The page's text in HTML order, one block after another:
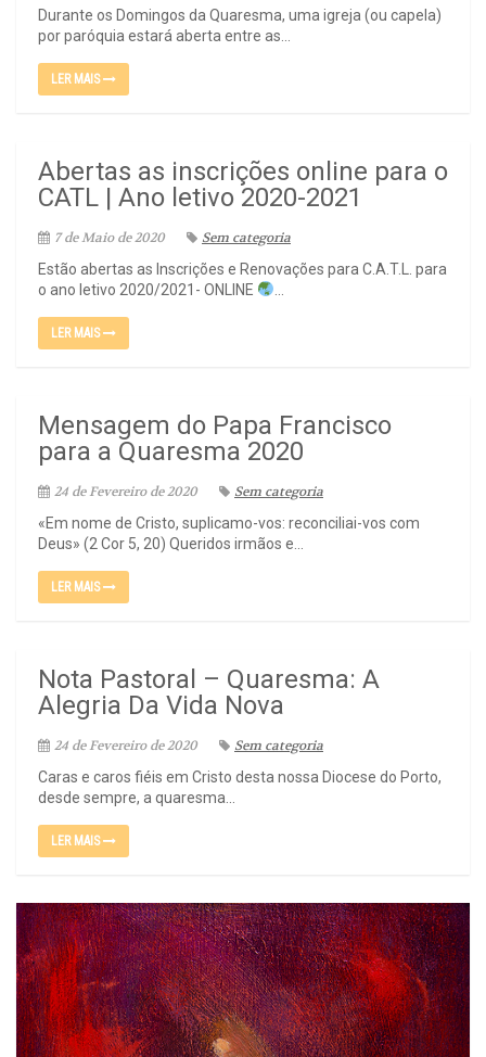
Durante os Domingos da Quaresma, uma igreja (ou capela)
por paróquia estará aberta entre as...
LER MAIS
Abertas as inscrições online para o
CATL | Ano letivo 2020-2021
7 de Maio de 2020
Sem categoria
Estão abertas as Inscrições e Renovações para C.A.T.L. para
o ano letivo 2020/2021- ONLINE
LER MAIS
Mensagem do Papa Francisco
para a Quaresma 2020
24 de Fevereiro de 2020
Sem categoria
«Em nome de Cristo, suplicamo-vos: reconciliai-vos com
Deus» (2 Cor 5, 20) Queridos irmãos e...
LER MAIS
Nota Pastoral – Quaresma: A
Alegria Da Vida Nova
24 de Fevereiro de 2020
Sem categoria
Caras e caros fiéis em Cristo desta nossa Diocese do Porto,
desde sempre, a quaresma...
LER MAIS